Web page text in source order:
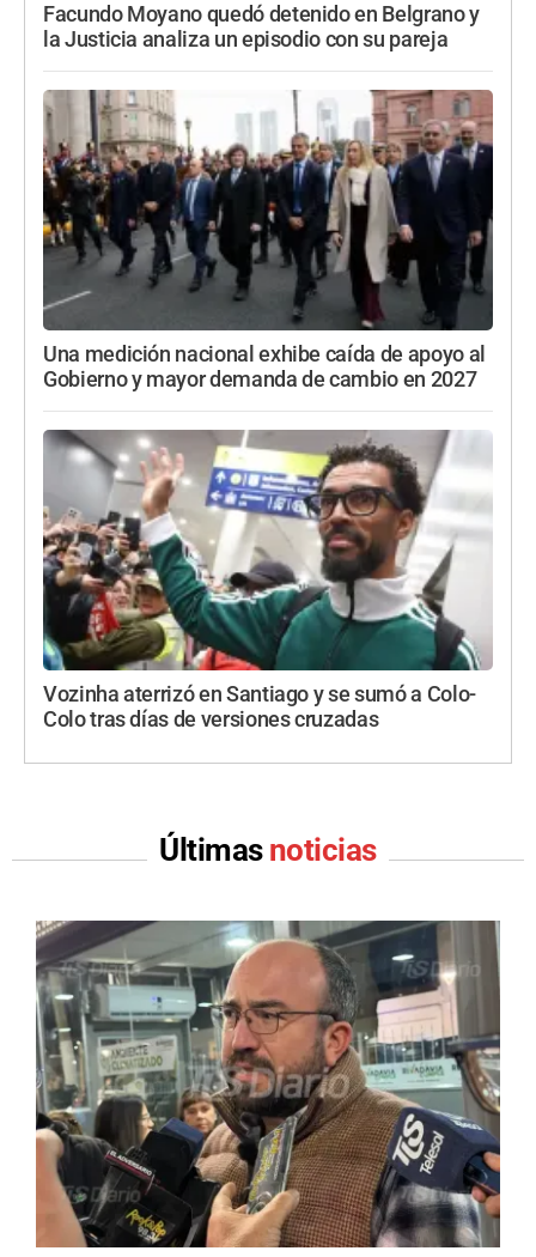
Facundo Moyano quedó detenido en Belgrano y
la Justicia analiza un episodio con su pareja
Una medición nacional exhibe caída de apoyo al
Gobierno y mayor demanda de cambio en 2027
Vozinha aterrizó en Santiago y se sumó a Colo-
Colo tras días de versiones cruzadas
Últimas noticias